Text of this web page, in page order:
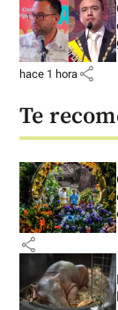
hace 1 hora share
Te
share